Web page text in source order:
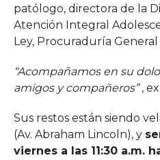
patólogo, directora de la
Atención Integral
Ley, Procuraduría
“Acompañamos en su
amigos y compañeros”,
Sus restos están siendo
(Av. Abraham Lincoln), y
viernes a las 11:30 a.m.